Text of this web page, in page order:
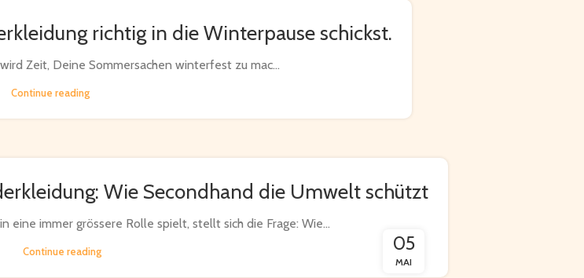
richtig in die Winterpause schickst.
Zeit, Deine Sommersachen winterfest zu mac...
Continue reading
05
MAI
Wie Secondhand die Umwelt schützt
eine immer grössere Rolle spielt, stellt sich die Frage: Wie...
Continue reading